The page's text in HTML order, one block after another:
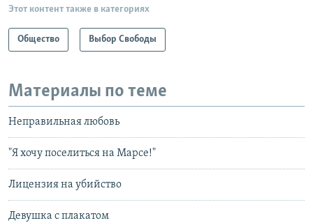
Этот контент также в категориях
Общество Выбор Свободы
Материалы по теме
Неправильная любовь
"Я хочу поселиться на Марсе!"
Лицензия на убийство
Девушка с плакатом